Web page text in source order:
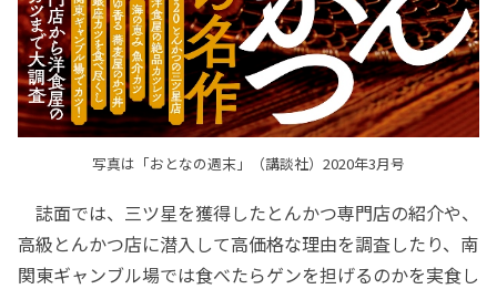
写真は「おとなの週末」（講談社）2020年3月号
誌面では、三ツ星を獲得したとんかつ専門店の紹介や、
高級とんかつ店に潜入して高価格な理由を調査したり、南
関東ギャンブル場では食べたらゲンを担げるのかを実食し